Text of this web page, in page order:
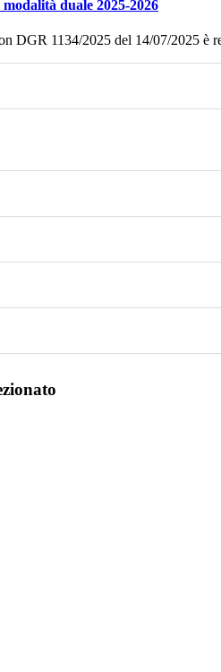
duale 2025-2026
DGR 1134/2025 del 14/07/2025 è